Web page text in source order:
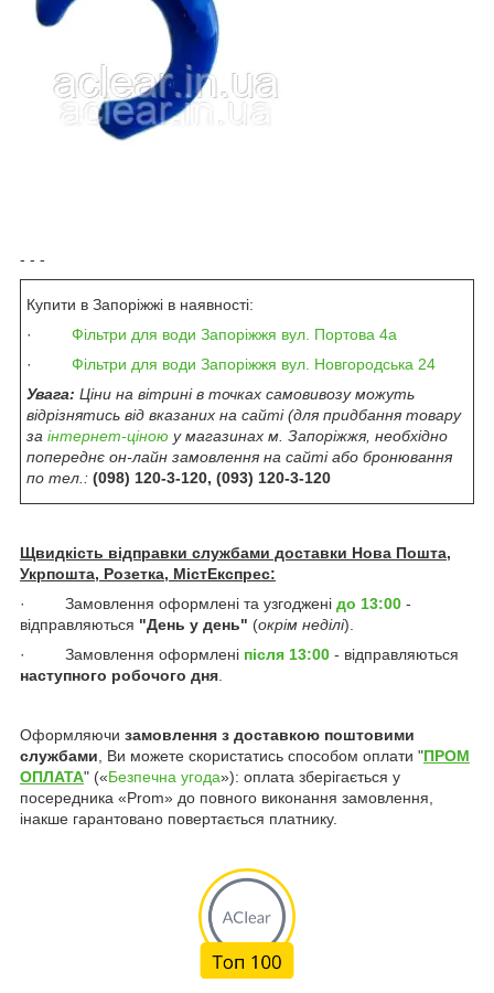
- - -
Купити в Запоріжжі в наявності:
· Фільтри для води Запоріжжя вул. Портова 4а
· Фільтри для води Запоріжжя вул. Новгородська 24
Увага: Ціни на вітрині в точках самовивозуможуть
відрізнятись від вказаних на сайті(для придбання товару
за інтернет-ціною у магазинах м. Запоріжжя , необхідно
попереднє он-лайн замовлення на сайті або бронювання
по тел.: (098) 120-3-120, (093) 120-3-120
Щвидкість відправки службами доставки Нова Пошта,
Укрпошта, Розетка, МістЕкспрес:
· Замовлення оформлені та узгоджені до 13:00 -
відправляються "День у день" (окрім неділі).
· Замовлення оформлені після 13:00 - відправляються
наступного робочого дня
Оформляючи замовлення з доставкою поштовими
службами , Ви можете скористатись способом оплати "ПРОМ
ОПЛАТА" («Безпечна угода»): оплата зберігається у
посередника «Prom» до повного виконання замовлення,
інакше гарантовано повертається платнику.